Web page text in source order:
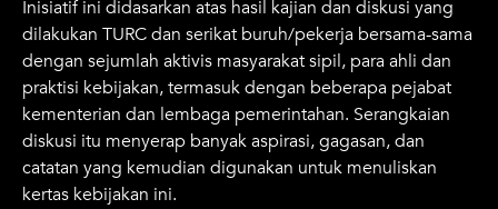
Inisiatif ini didasarkan atas hasil kajian dan diskusi yang
dilakukan TURC dan serikat buruh/pekerja bersama-sama
dengan sejumlah aktivis masyarakat sipil, para ahli dan
praktisi kebijakan, termasuk dengan beberapa pejabat
kementerian dan lembaga pemerintahan. Serangkaian
diskusi itu menyerap banyak aspirasi, gagasan, dan
catatan yang kemudian digunakan untuk menuliskan
kertas kebijakan ini.